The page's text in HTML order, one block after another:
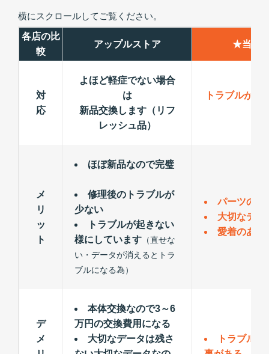
横にスクロールしてご覧ください。
各店の比
較
アップルストア ★当店
対
応
よほど軽症でない場合
は
新品交換します（リフ
レッシュ品）
トラブルが
メ
リ
ッ
ト
ほぼ新品なので完璧
修理後のトラブルが
少ない
トラブルが起きない
様にしています （直せな
い・データが消えるとトラ
ブルになる為）
パーツの交
大切なデー
愛着のある
デ
メ
本体交換なので3～6
万円の交換費用になる
大切なデータは残さ
トラブル